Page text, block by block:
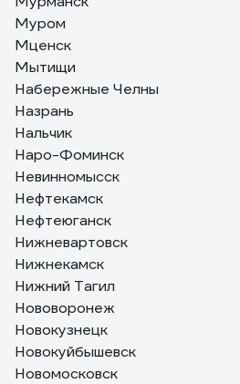
Муром
Мценск
Мытищи
Набережные Челны
Назрань
Нальчик
Наро-Фоминск
Невинномысск
Нефтекамск
Нефтеюганск
Нижневартовск
Нижнекамск
Нижний Тагил
Нововоронеж
Новокузнецк
Новокуйбышевск
Новомосковск